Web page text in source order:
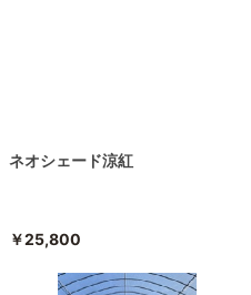
ネオシェード涼紅
￥25,800